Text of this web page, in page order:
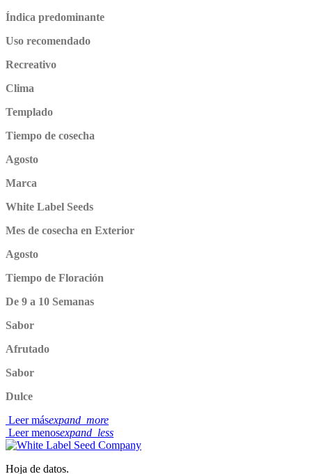
Índica predominante
Uso recomendado
Recreativo
Clima
Templado
Tiempo de cosecha
Agosto
Marca
White Label Seeds
Mes de cosecha en Exterior
Agosto
Tiempo de Floración
De 9 a 10 Semanas
Sabor
Afrutado
Sabor
Dulce
Leer másexpand_more
Leer menosexpand_less
Hoja de datos.